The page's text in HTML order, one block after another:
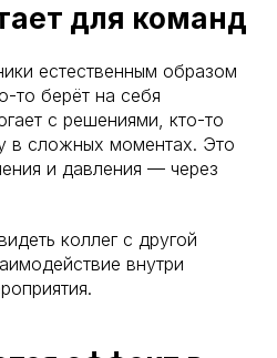
для команд
естественным образом
то берёт на себя
с решениями, кто-то
в сложных моментах. Это
и давления — через
коллег с другой
внутри